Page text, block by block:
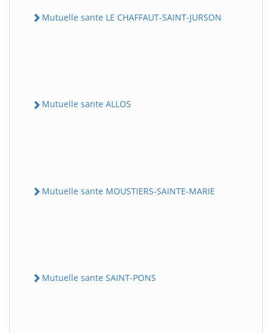
Mutuelle sante LE CHAFFAUT-SAINT-JURSON
Mutuelle sante ALLOS
Mutuelle sante MOUSTIERS-SAINTE-MARIE
Mutuelle sante SAINT-PONS